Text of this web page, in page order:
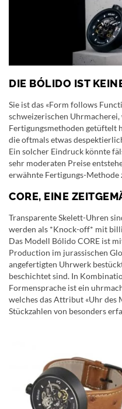
DIE BÓLIDO IST
Sie ist das «Form follows
schweizerischen
Fertigungsmethoden getüftelt
die oftmals etwas
Ein solcher Eindruck könnte
sehr moderaten Preise
erwähnte Fertigungs-Methode
CORE, EINE
Transparente Skelett-Uhren
werden als *Knock-off* mit
Das Modell Bólido CORE ist
Production im jurassischen
angefertigten Uhrwerk
beschichtet sind. In
Formensprache ist ein
welches das Attribut «Uhr des
Stückzahlen von besonders